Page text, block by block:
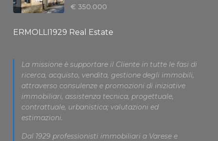
€ 350.000
ERMOLLI1929 Real Estate
La missione è supportare il Cliente in tutte le fasi di
ricerca, acquisto, vendita, gestione degli immobili,
attraverso consulenze e promozioni di iniziative
immobiliari, assistenza tecnica, progettuale,
contrattuale, urbanistica; valutazioni ed
estimazioni.
Dal 1929 professionisti immobiliari a Varese e